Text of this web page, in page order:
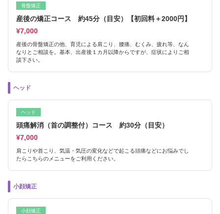
骨盤矯正
産後の矯正コース 約45分（目安）【初回料＋2000円】
¥7,000
産後の骨盤矯正の他、育児による肩こり、腰痛、むくみ、疲れ等、なん
なりとご相談を。基本、出産後１カ月以降からですが、症状によりご相
談下さい。
ヘッド
ヘッド
頭痛解消（首の調整付）コース 約30分（目安）
¥7,000
肩こりや首こり、気温・気圧の変化などで起こる頭痛などにお悩みでし
たらこちらのメニューをご利用ください。
小顔矯正
小顔矯正